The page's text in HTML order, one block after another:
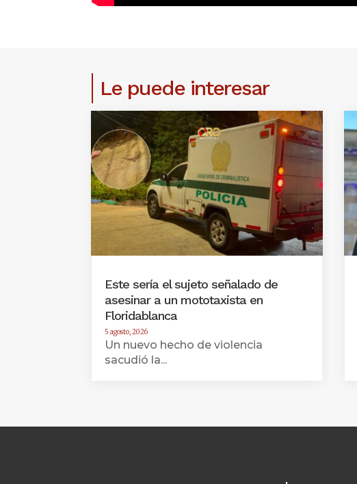
Le puede interesar
Este sería el sujeto señalado de
asesinar a un mototaxista en
Floridablanca
5 agosto, 2026
Un nuevo hecho de violencia
sacudió la...